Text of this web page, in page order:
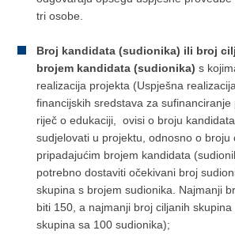
tri osobe.
Broj kandidata (sudionika) ili broj
brojem kandidata (sudionika) s
realizacija projekta (Uspješna
financijskih sredstava za sufinanciranje
riječ o edukaciji, ovisi o broju
sudjelovati u projektu, odnosno o broju
pripadajućim brojem kandidata
potrebno dostaviti očekivani broj
skupina s brojem sudionika. Najmanji
biti 150, a najmanji broj ciljanih
skupina sa 100 sudionika);